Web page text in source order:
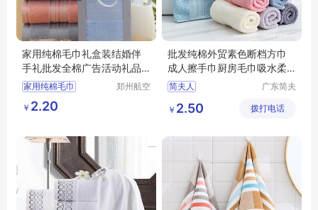
家用纯棉毛巾礼盒装结婚伴
手礼批发全棉广告活动礼品
毛巾刺绣logo
家用纯棉毛巾
礼盒装结婚伴手礼
郑州航空
￥ 2.20
批发纯棉外贸素色断档方巾
成人擦手巾厨房毛巾吸水柔
软家用
简夫人
广东简夫
限公司
￥ 2.50 拨打电话